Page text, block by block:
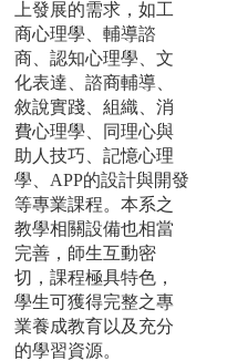
上發展的需求，如工
商心理學、輔導諮
商、認知心理學、文
化表達、諮商輔導、
敘說實踐、組織、消
費心理學、同理心與
助人技巧、記憶心理
學、APP的設計與開發
等專業課程。本系之
教學相關設備也相當
完善，師生互動密
切，課程極具特色，
學生可獲得完整之專
業養成教育以及充分
的學習資源。